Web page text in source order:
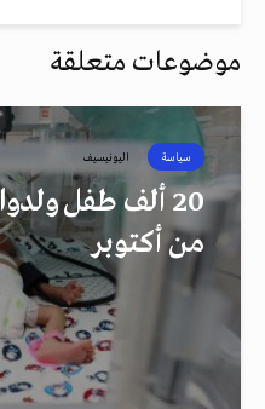
موضوعات متعلقة
سياسة اليونيسيف
20 ألف طفل
من أكتوبر